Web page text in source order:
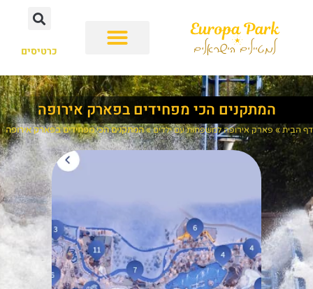
כרטיסים
המתקנים הכי מפחידים בפארק אירופה
דף הבית» פארק אירופה למשפחות עם ילדים»המתקנים הכי מפחידים בפארק אירופה